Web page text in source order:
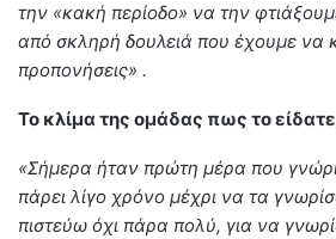
την «κακή περίοδο» να την
από σκληρή δουλειά που έχουμε να
προπονήσεις» .
Το κλίμα της ομάδας πως το
«Σήμερα ήταν πρώτη μέρα που
πάρει λίγο χρόνο μέχρι να τα
πιστεύω όχι πάρα πολύ, για να